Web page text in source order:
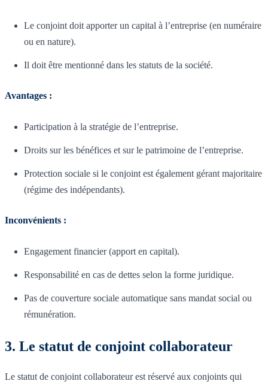
Le conjoint doit apporter un capital à l’entreprise (en numéraire
ou en nature).
Il doit être mentionné dans les statuts de la société.
Avantages :
Participation à la stratégie de l’entreprise.
Droits sur les bénéfices et sur le patrimoine de l’entreprise.
Protection sociale si le conjoint est également gérant majoritaire
(régime des indépendants).
Inconvénients :
Engagement financier (apport en capital).
Responsabilité en cas de dettes selon la forme juridique.
Pas de couverture sociale automatique sans mandat social ou
rémunération.
3. Le statut de conjoint collaborateur
Le statut de conjoint collaborateur est réservé aux conjoints qui